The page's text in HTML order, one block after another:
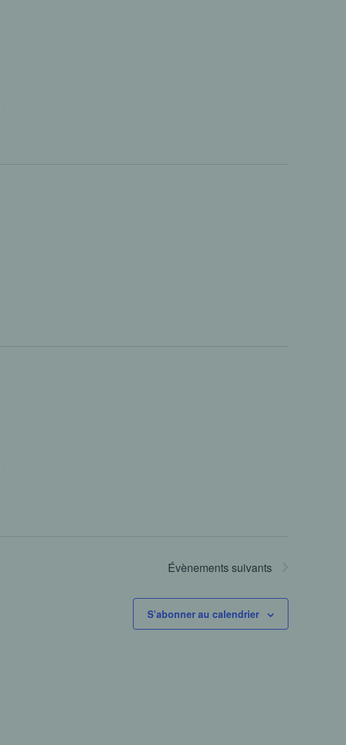
Évènementssuivants
S’abonner au calendrier